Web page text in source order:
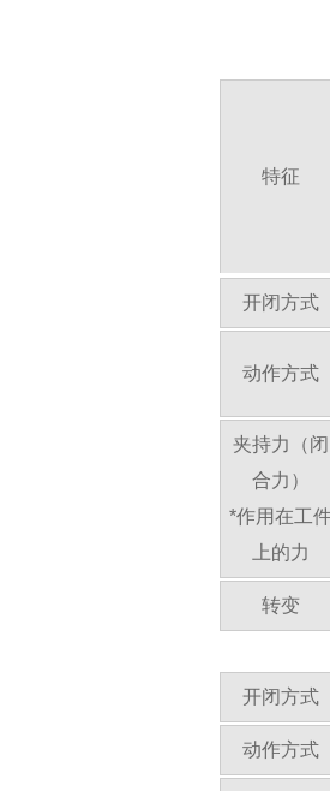
特征
开闭方式
动作方式
夹持力（闭
合力）
*作用在工
上的力
转变
开闭方式
动作方式